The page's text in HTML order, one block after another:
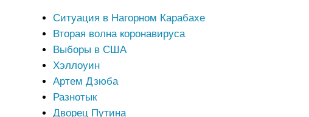
Ситуация в Нагорном Карабахе
Вторая волна коронавируса
Выборы в США
Хэллоуин
Артем Дзюба
Разнотык
Дворец Путина